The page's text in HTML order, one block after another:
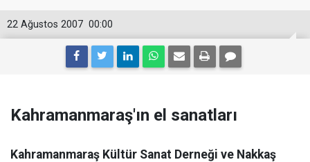
00:00
22 Ağustos 2007
Kahramanmaraş'ın el sanatları
Kahramanmaraş Kültür Sanat Derneği ve Nakkaş